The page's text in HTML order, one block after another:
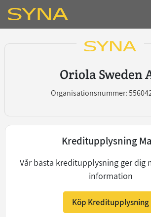
Oriola Sweden
Organisationsnummer:
Kreditupplysning
Vår bästa kreditupplysning ger dig
information
Köp Kreditupplysning